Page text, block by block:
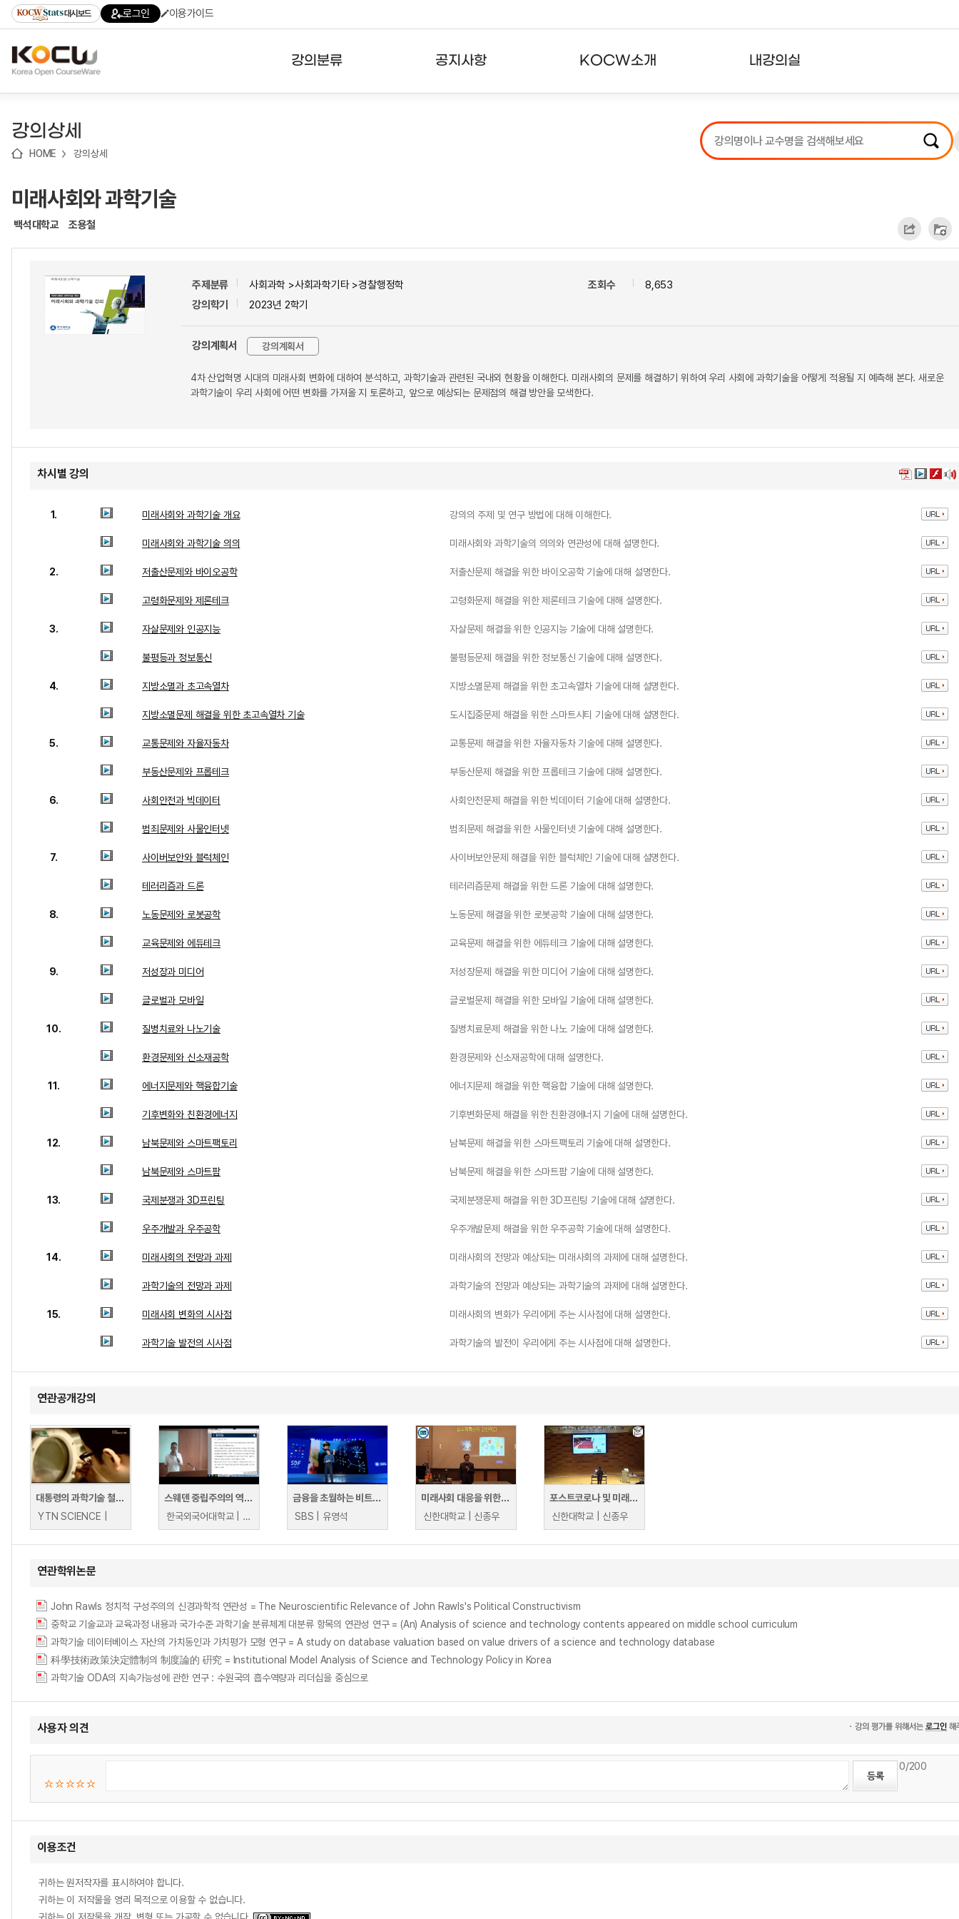
기
기
기
content)
가
대시보드 로그인 이용가이드
강의분류 공지사항 KOCW소개 내강의실
강의리스트
수강확인증강의
강의상세
HOME 강의상세
미래사회와 과학기술
백석대학교 조용철
주제분류
사회과학 >사회과학기타 >경찰행정학
강의학기
2023년 2학기
조회수 8,653
강의계획서 강의계획서
4차 산업혁명 시대의 미래사회 변화에 대하여 분석하고, 과학기술과 관련된 국내외 현황을 이해한다. 미래사회의 문제를 해결하기 위하여 우리 사회에 과학기술을 어떻게 적용될 지 예측해 본다. 새로운
과학기술이 우리 사회에 어떤 변화를 가져올 지 토론하고, 앞으로 예상되는 문제점의 해결 방안을 모색한다.
차시별 강의
1. 미래사회와 과학기술 개요 강의의 주제 및 연구 방법에 대해 이해한다.
미래사회와 과학기술 의의 미래사회와 과학기술의 의의와 연관성에 대해 설명한다.
2. 저출산문제와 바이오공학 저출산문제 해결을 위한 바이오공학 기술에 대해 설명한다.
고령화문제와 제론테크 고령화문제 해결을 위한 제론테크 기술에 대해 설명한다.
3. 자살문제와 인공지능 자살문제 해결을 위한 인공지능 기술에 대해 설명한다.
불평등과 정보통신 불평등문제 해결을 위한 정보통신 기술에 대해 설명한다.
4. 지방소멸과 초고속열차 지방소멸문제 해결을 위한 초고속열차 기술에 대해 설명한다.
지방소멸문제 해결을 위한 초고속열차 기술 도시집중문제 해결을 위한 스마트시티 기술에 대해 설명한다.
5. 교통문제와 자율자동차 교통문제 해결을 위한 자율자동차 기술에 대해 설명한다.
부동산문제와 프롭테크 부동산문제 해결을 위한 프롭테크 기술에 대해 설명한다.
6. 사회안전과 빅데이터 사회안전문제 해결을 위한 빅데이터 기술에 대해 설명한다.
범죄문제와 사물인터넷 범죄문제 해결을 위한 사물인터넷 기술에 대해 설명한다.
7. 사이버보안와 블럭체인 사이버보안문제 해결을 위한 블럭체인 기술에 대해 설명한다.
테러리즘과 드론 테러리즘문제 해결을 위한 드론 기술에 대해 설명한다.
8. 노동문제와 로봇공학 노동문제 해결을 위한 로봇공학 기술에 대해 설명한다.
교육문제와 에듀테크 교육문제 해결을 위한 에듀테크 기술에 대해 설명한다.
9. 저성장과 미디어 저성장문제 해결을 위한 미디어 기술에 대해 설명한다.
글로벌과 모바일 글로벌문제 해결을 위한 모바일 기술에 대해 설명한다.
10. 질병치료와 나노기술 질병치료문제 해결을 위한 나노 기술에 대해 설명한다.
환경문제와 신소재공학 환경문제와 신소재공학에 대해 설명한다.
11. 에너지문제와 핵융합기술 에너지문제 해결을 위한 핵융합 기술에 대해 설명한다.
기후변화와 친환경에너지 기후변화문제 해결을 위한 친환경에너지 기술에 대해 설명한다.
12. 남북문제와 스마트팩토리 남북문제 해결을 위한 스마트팩토리 기술에 대해 설명한다.
남북문제와 스마트팜 남북문제 해결을 위한 스마트팜 기술에 대해 설명한다.
13. 국제분쟁과 3D프린팅 국제분쟁문제 해결을 위한 3D프린팅 기술에 대해 설명한다.
우주개발과 우주공학 우주개발문제 해결을 위한 우주공학 기술에 대해 설명한다.
14. 미래사회의 전망과 과제 미래사회의 전망과 예상되는 미래사회의 과제에 대해 설명한다.
과학기술의 전망과 과제 과학기술의 전망과 예상되는 과학기술의 과제에 대해 설명한다.
15. 미래사회 변화의 시사점 미래사회의 변화가 우리에게 주는 시사점에 대해 설명한다.
과학기술 발전의 시사점 과학기술의 발전이 우리에게 주는 시사점에 대해 설명한다.
연관공개강의
대통령의 과학기술 철학, 국가 미래를 좌우한다
YTN SCIENCE |
스웨덴 중립주의의 역사와 의의
한국외국어대학교 | 김기수
금융을 초월하는 비트코인 원천기술의 의의
SBS | 유영석
미래사회 대응을 위한 교수학습역량강화(춘해보건대학교)
신한대학교 | 신종우
포스트코로나 및 미래사회 대비 교육혁신 방안 워크숍
신한대학교 | 신종우
연관학위논문
John Rawls 정치적 구성주의의 신경과학적 연관성 = The Neuroscientific Relevance of John Rawls's Political Constructivism
중학교 기술교과 교육과정 내용과 국가수준 과학기술 분류체계 대분류 항목의 연관성 연구 = (An) Analysis of science and technology contents appeared on middle school curriculum
과학기술 데이터베이스 자산의 가치동인과 가치평가 모형 연구 = A study on database valuation based on value drivers of a science and technology database
科學技術政策決定體制의 制度論的 硏究 = Institutional Model Analysis of Science and Technology Policy in Korea
과학기술 ODA의 지속가능성에 관한 연구 : 수원국의 흡수역량과 리더십을 중심으로
사용자 의견
0/200
이용조건
귀하는 원저작자를 표시하여야 합니다.
귀하는 이 저작물을 영리 목적으로 이용할 수 없습니다.